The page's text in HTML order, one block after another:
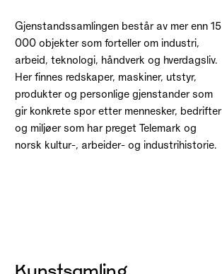
Gjenstandssamlingen består av mer enn 15
000 objekter som forteller om industri,
arbeid, teknologi, håndverk og hverdagsliv.
Her finnes redskaper, maskiner, utstyr,
produkter og personlige gjenstander som
gir konkrete spor etter mennesker, bedrifter
og miljøer som har preget Telemark og
norsk kultur-, arbeider- og industrihistorie.